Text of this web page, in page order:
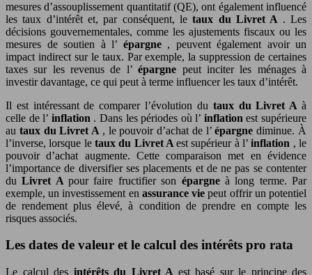
mesures d’assouplissement quantitatif (QE), ont également influencé
les taux d’intérêt et, par conséquent, letaux du Livret A . Les
décisions gouvernementales, comme les ajustements fiscaux ou les
mesures de soutien à l’ épargne , peuvent également avoir un
impact indirect sur le taux. Par exemple, la suppression de certaines
taxes sur les revenus de l’épargne peut inciter les ménages à
investir davantage, ce qui peut à terme influencer les taux d’intérêt.
Il est intéressant de comparer l’évolution du taux du Livret Aà
celle de l’ inflation . Dans les périodes où l’ inflationest supérieure
au taux du Livret A , le pouvoir d’achat de l’épargnediminue. À
l’inverse, lorsque le taux du Livret Aest supérieur à l’inflation , le
pouvoir d’achat augmente. Cette comparaison met en évidence
l’importance de diversifier ses placements et de ne pas se contenter
duLivret Apour faire fructifier son épargne à long terme. Par
exemple, un investissement en assurance viepeut offrir un potentiel
de rendement plus élevé, à condition de prendre en compte les
risques associés.
Les dates de valeur et le calcul des intérêts pro rata
Le calcul des intérêts du Livret A est basé sur le principe des